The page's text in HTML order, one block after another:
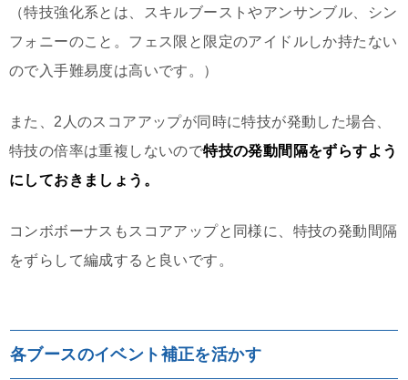
（特技強化系とは、スキルブーストやアンサンブル、シン
フォニーのこと。フェス限と限定のアイドルしか持たない
ので入手難易度は高いです。）
また、2人のスコアアップが同時に特技が発動した場合、
特技の倍率は重複しないので特技の発動間隔をずらすよう
にしておきましょう。
コンボボーナスもスコアアップと同様に、特技の発動間隔
をずらして編成すると良いです。
各ブースのイベント補正を活かす